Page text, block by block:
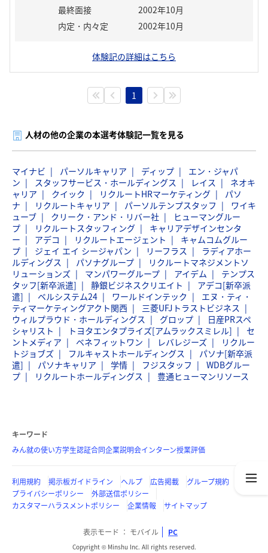
最終面接
2002年10月
内定・内々定
2002年10月
体験記の詳細はこちら
1
人材の他の企業の本選考体験記一覧を見る
マイナビ パーソルキャリア ディップ
エン・ジャパ
ン
スタッフサービス・ホールディングス レイス
ネオキ
ャリア
クイック リクルートHRマーケティング
パソ
ナ
リクルートキャリア パーソルテンプスタッフ
ワイキ
ューブ
クリーク・アンド・リバー社
ヒューマングルー
プ
リクルートスタッフィング
キャリアデザインセンタ
ー
アデコ リクルートエージェント
キャムコムグルー
プ
ジェイ エイ シージャパン リーフラス
ラディアホー
ルディングス
パソナグループ
リクルートマネジメントソ
リューションズ
マンパワーグループ アイデム
テンプス
タッフ[新卒派遣]
静銀ビジネスクリエイト
アデコ[新卒派
遣]
ベルシステム24 ワールドインテック
エヌ・ティ・
ティマーケティングアクト関西
三菱UFJトラストビジネス
ウィルプラウド・ホールディングス
グロップ
日産PRスペ
シャリスト
トヨタエンタプライズ[アムラックスミレル]
セ
ントメディア
ベネフィットワン レバレジーズ
リクルー
トジョブズ
フルキャストホールディングス
パソナ[新卒派
遣]
パソナキャリア 学情 フジスタッフ
WDBグルー
プ
リクルートホールディングス 豊通ヒューマンリソース
キーワード
みん就の使い方学生認証合同企業説明会インターン授業評価
利用規約 掲示板ガイドライン ヘルプ 広告掲載
グループ規約
プライバシーポリシー
外部送信ポリシー
カスタマーハラスメントポリシー
企業情報 サイトマップ
表示モード モバイル PC
Copyright © Minshu Inc. All rights reserved.